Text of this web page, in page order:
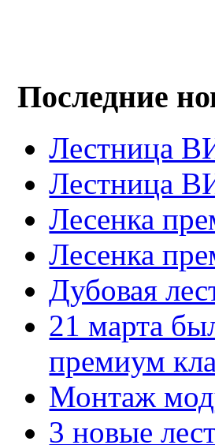
Последние
Лестница
Лестница
Лесенка
Лесенка
Дубовая
21 марта
премиум
Монтаж
3 новые